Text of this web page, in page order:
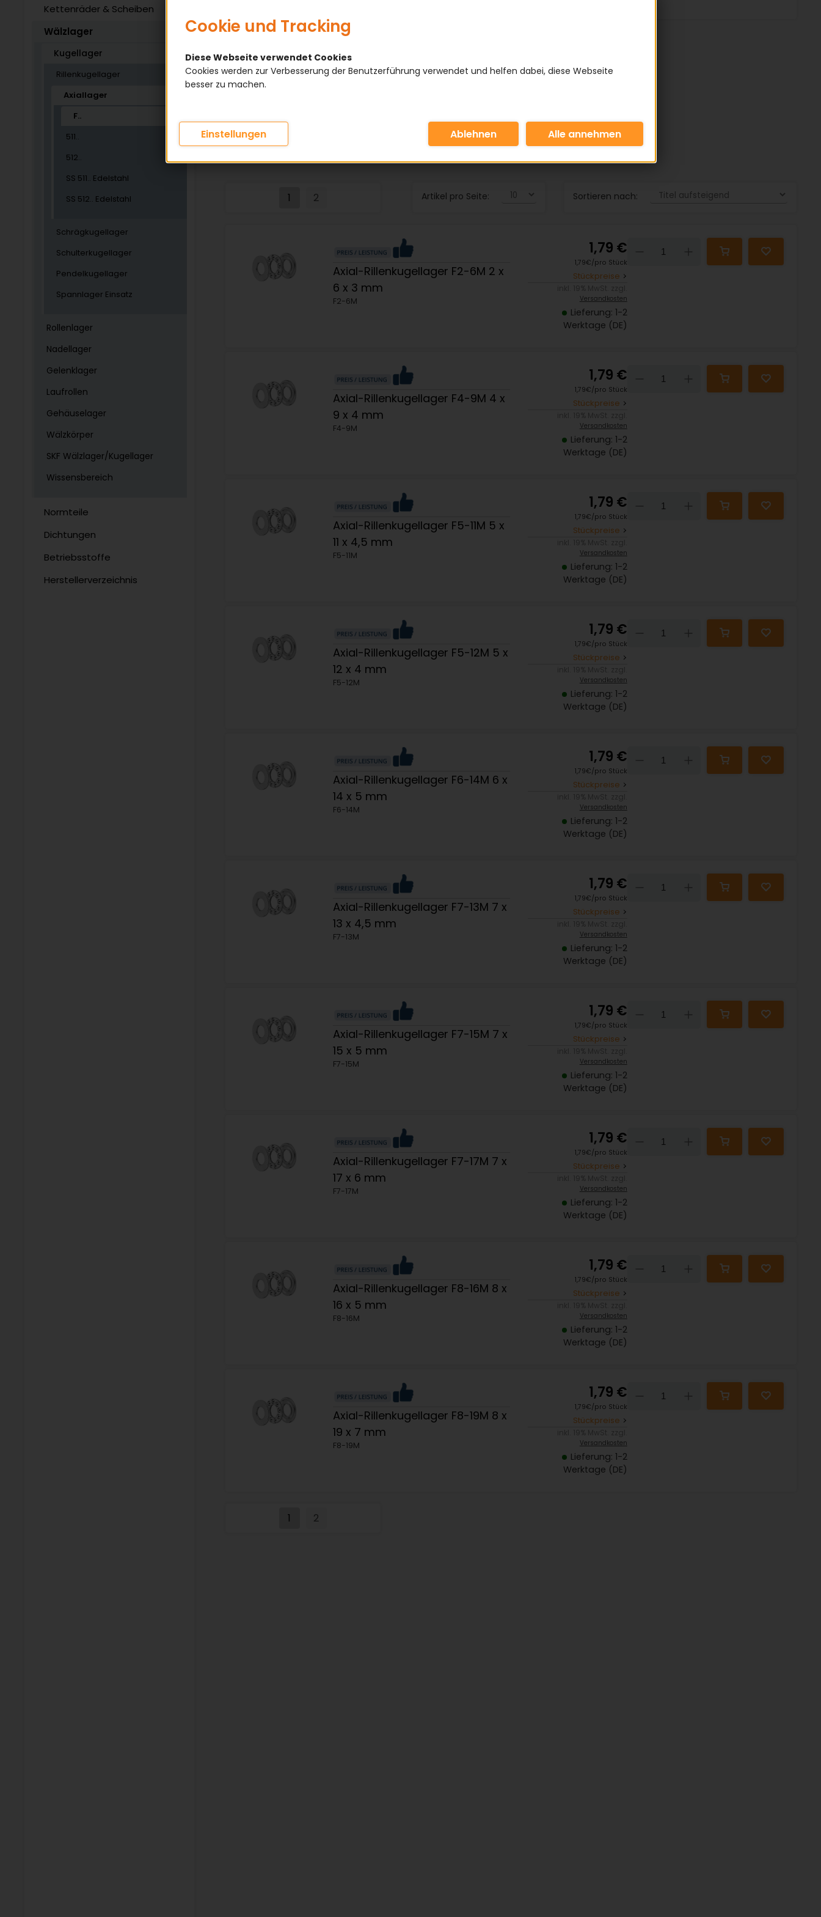
Kettenräder & Scheiben
Wälzlager
Kugellager
Rillenkugellager
Axiallager
F..
511..
512..
SS 511.. Edelstahl
SS 512.. Edelstahl
Schrägkugellager
Schulterkugellager
Pendelkugellager
Spannlager Einsatz
Rollenlager
Nadellager
Gelenklager
Laufrollen
Gehäuselager
Wälzkörper
SKF Wälzlager/Kugellager
Wissensbereich
Normteile
Dichtungen
Betriebsstoffe
Herstellerverzeichnis
AUSSEN DURCHMESSER MM HÖHE MM
1 2 Sortieren nach:
Artikel pro Seite:
Axial-Rillenkugellager F2-6M 2 x
6 x 3 mm
F2-6M
1,79 €
1,79€/pro Stück
Stückpreise
Versandkosten
Lieferung: 1-2
Werktage (DE)
Down
Axial-Rillenkugellager F4-9M 4 x
9 x 4 mm
F4-9M
1,79 €
1,79€/pro Stück
Stückpreise
Versandkosten
Lieferung: 1-2
Werktage (DE)
Down
Axial-Rillenkugellager F5-11M 5 x
11 x 4,5 mm
F5-11M
1,79 €
1,79€/pro Stück
Stückpreise
Versandkosten
Lieferung: 1-2
Werktage (DE)
Down
Axial-Rillenkugellager F5-12M 5 x
12 x 4 mm
F5-12M
1,79 €
1,79€/pro Stück
Stückpreise
Versandkosten
Lieferung: 1-2
Werktage (DE)
Down
Axial-Rillenkugellager F6-14M 6 x
14 x 5 mm
F6-14M
1,79 €
1,79€/pro Stück
Stückpreise
Versandkosten
Lieferung: 1-2
Werktage (DE)
Down
Axial-Rillenkugellager F7-13M 7 x
13 x 4,5 mm
F7-13M
1,79 €
1,79€/pro Stück
Stückpreise
Versandkosten
Lieferung: 1-2
Werktage (DE)
Down
Axial-Rillenkugellager F7-15M 7 x
15 x 5 mm
F7-15M
1,79 €
1,79€/pro Stück
Stückpreise
Versandkosten
Lieferung: 1-2
Werktage (DE)
Down
Axial-Rillenkugellager F7-17M 7 x
17 x 6 mm
F7-17M
1,79 €
1,79€/pro Stück
Stückpreise
Versandkosten
Lieferung: 1-2
Werktage (DE)
Down
Axial-Rillenkugellager F8-16M 8 x
16 x 5 mm
F8-16M
1,79 €
1,79€/pro Stück
Stückpreise
Versandkosten
Lieferung: 1-2
Werktage (DE)
Down
Axial-Rillenkugellager F8-19M 8 x
19 x 7 mm
F8-19M
1,79 €
1,79€/pro Stück
Stückpreise
Versandkosten
Lieferung: 1-2
Werktage (DE)
Down
1 2
Cookie und Tracking
Diese Webseite verwendet Cookies
Cookies werden zur Verbesserung der Benutzerführung verwendet und helfen dabei, diese Webseite
besser zu machen.
Einstellungen